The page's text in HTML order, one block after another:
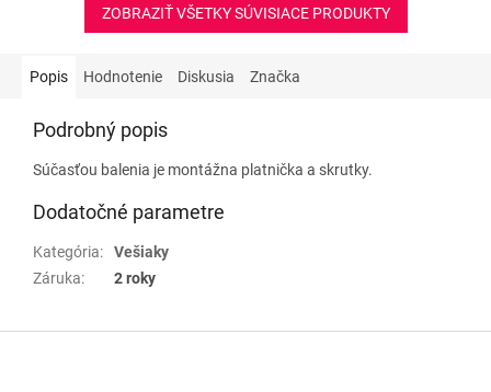
ZOBRAZIŤ VŠETKY SÚVISIACE PRODUKTY
Popis Hodnotenie Diskusia Značka
Podrobný popis
Súčasťou balenia je montážna platnička a skrutky.
Dodatočné parametre
Kategória:
Vešiaky
Záruka: 2 roky